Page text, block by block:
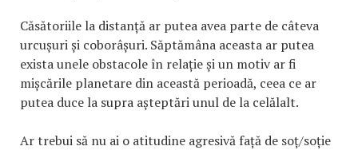
Căsătoriile la distanță ar putea avea parte de câteva
urcușuri și coborâșuri. Săptămâna aceasta ar putea
exista unele obstacole în relație și un motiv ar fi
mișcările planetare din această perioadă, ceea ce ar
putea duce la supra așteptări unul de la celălalt.
Ar trebui să nu ai o atitudine agresivă față de soț/soție